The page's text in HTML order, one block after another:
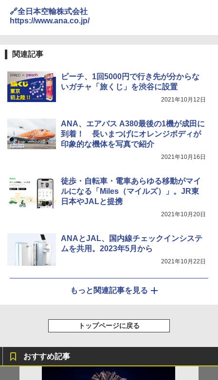
026リニューアル 急速冷凍 空間倍増 衛生的
コンパクト 保冷力長持ち
USB充電式 高精度 超長距離照射 長時間使用
可能 安全ロック付き 高安全性 金属製耐久 コ
ンパクト多機能設計 持ち運び便利 アウトド
ア/オフィス/教育現場/展示会用 緑
電動エアーポンプ SUP用 20PSI 電動ポンプ
保護 日光可読lcd 7種類ノズル付き
￥7,884
🔗全日本空輸株式会社
https://www.ana.co.jp/
関連記事
ピーチ、1回5000円で行き先が分からな
いガチャ「旅くじ」を渋谷に設置
2021年10月12日
ANA、エアバス A380最後の1機が成田に
到着！ 長いまつげにオレンジボディが
印象的な機体を写真で紹介
2021年10月16日
徒歩・自転車・電車あらゆる移動がマイ
ルになる「Miles（マイルズ）」。JR東
日本やJALと提携
2021年10月20日
ANAとJAL、国内線チェックインシステ
ムを共用。2023年5月から
2021年10月22日
もっと関連記事を見る
トップページに戻る
おすすめ記事